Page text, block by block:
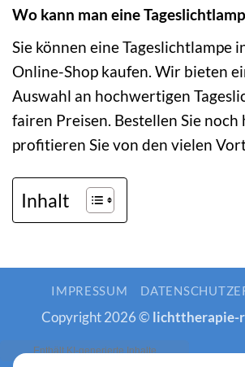
Wo kann man eine
Sie können eine Tageslichtlampe
Online-Shop kaufen. Wir bieten
Auswahl an hochwertigen
fairen Preisen. Bestellen Sie noch
profitieren Sie von den vielen
Inhalt
IMPRESSUM
Copyright 2026 © lichttherapie-